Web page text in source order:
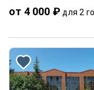
от 4 000 ₽ для 2